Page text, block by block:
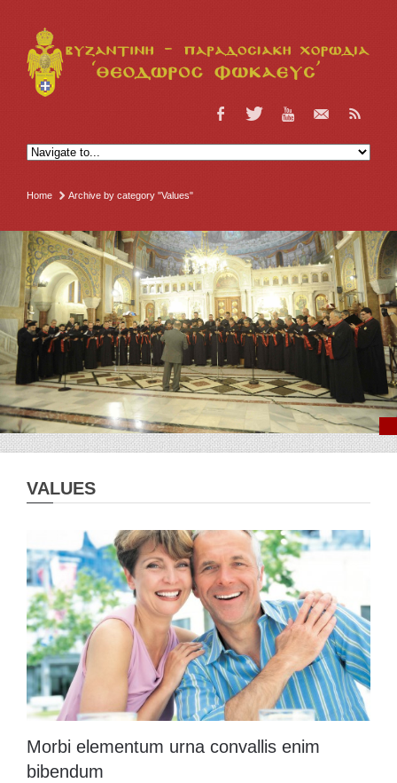
Home Archive by category "Values"
VALUES
Morbi elementum urna convallis enim
bibendum